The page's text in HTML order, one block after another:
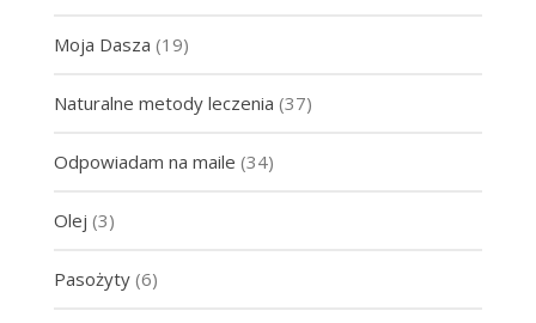
Moja Dasza (19)
Naturalne metody leczenia (37)
Odpowiadam na maile (34)
Olej (3)
Pasożyty(6)